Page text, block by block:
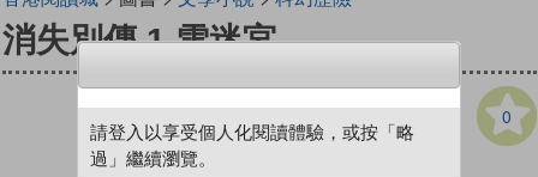
消失別傳 1 雪迷宮
0
請登入以享受個人化閱讀體驗，或按「略
過」繼續瀏覽。